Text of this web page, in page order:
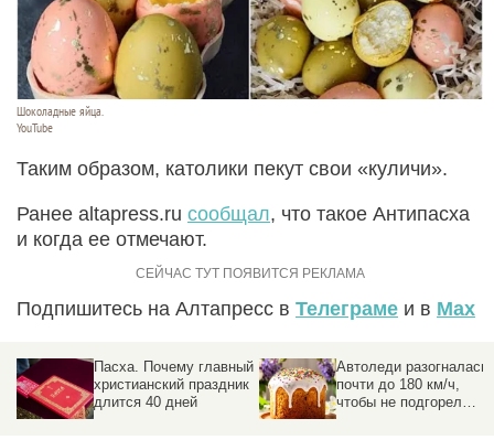
Шоколадные яйца.
YouTube
Таким образом, католики пекут свои «куличи».
Ранее altapress.ru сообщал, что такое Антипасха
и когда ее отмечают.
Подпишитесь на Алтапресс в Телеграме и в Max
Пасха. Почему главный
христианский праздник
длится 40 дней
Автоледи разогналась
почти до 180 км/ч,
чтобы не подгорел